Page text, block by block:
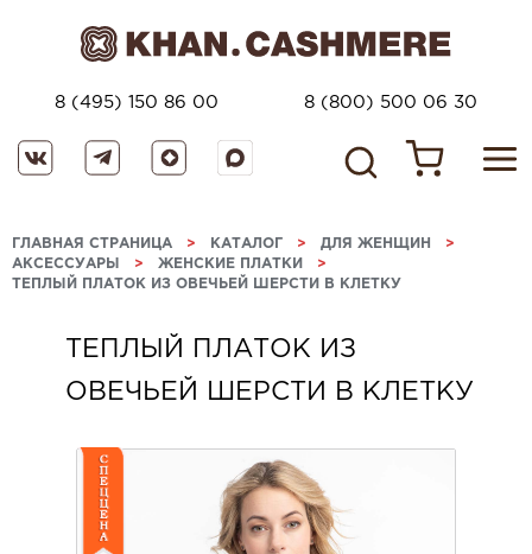
8 (495) 150 86 00 8 (800) 500 06 30
ГЛАВНАЯ СТРАНИЦА > КАТАЛОГ > ДЛЯ ЖЕНЩИН >
АКСЕССУАРЫ > ЖЕНСКИЕ ПЛАТКИ >
ТЕПЛЫЙ ПЛАТОК ИЗ ОВЕЧЬЕЙ ШЕРСТИ В КЛЕТКУ
ТЕПЛЫЙ ПЛАТОК ИЗ
ОВЕЧЬЕЙ ШЕРСТИ В КЛЕТКУ